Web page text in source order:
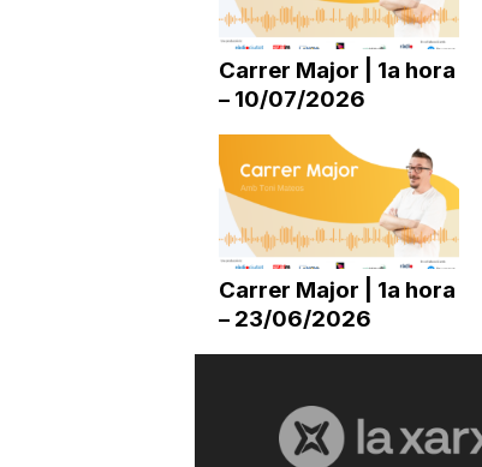
a
r
a
o
Carrer Major | 1a hora
– 10/07/2026
Carrer Major | 1a hora
– 23/06/2026